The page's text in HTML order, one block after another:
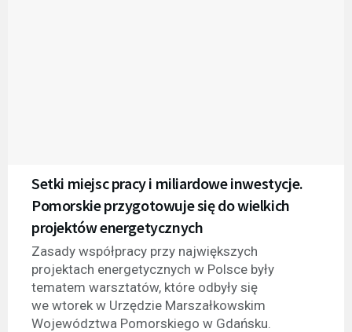
Setki miejsc pracy i miliardowe inwestycje.
Pomorskie przygotowuje się do wielkich
projektów energetycznych
Zasady współpracy przy największych
projektach energetycznych w Polsce były
tematem warsztatów, które odbyły się
we wtorek w Urzędzie Marszałkowskim
Województwa Pomorskiego w Gdańsku.